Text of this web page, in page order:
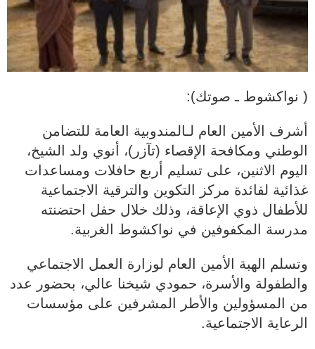
( نواكشوط ـ صوتك):
أشرف الأمين العام لـالمندوبية العامة للتضامن
الوطني ومكافحة الإقصاء (تآزر)، أنوي ولد الشيخ،
اليوم الاثنين، على تسليم أربع حافلات ومساعدات
غذائية لفائدة مركز التكوين والترقية الاجتماعية
للأطفال ذوي الإعاقة، وذلك خلال حفل احتضنته
مدرسة المكفوفين في نواكشوط الغربية.
وتسلم الهبة الأمين العام لوزارة العمل الاجتماعي
والطفولة والأسرة، حمودي شيخنا عالي، بحضور عدد
من المسؤولين والأطر المشرفين على مؤسسات
الرعاية الاجتماعية.